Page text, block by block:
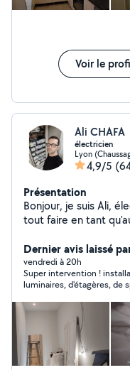
Voir le
Ali CHAFA
électricien
Lyon
4,9/5
Présentation
Bonjour, je suis Ali,
tout faire en tant
l'électricité en
de services pour
entretien et
disponible pour des
vous aillez une envie
interieures (peinture,
cuvettes de wc ) ou
votre homme, n'hesitez
proposés : Électricité (installation, dépannage, mise aux
Dernier avis laissé
vendredi à 20h
Super intervention !
luminaires, d'étagères, de
efficace, bien équipé, a
arrangeant et de bon
recommande très